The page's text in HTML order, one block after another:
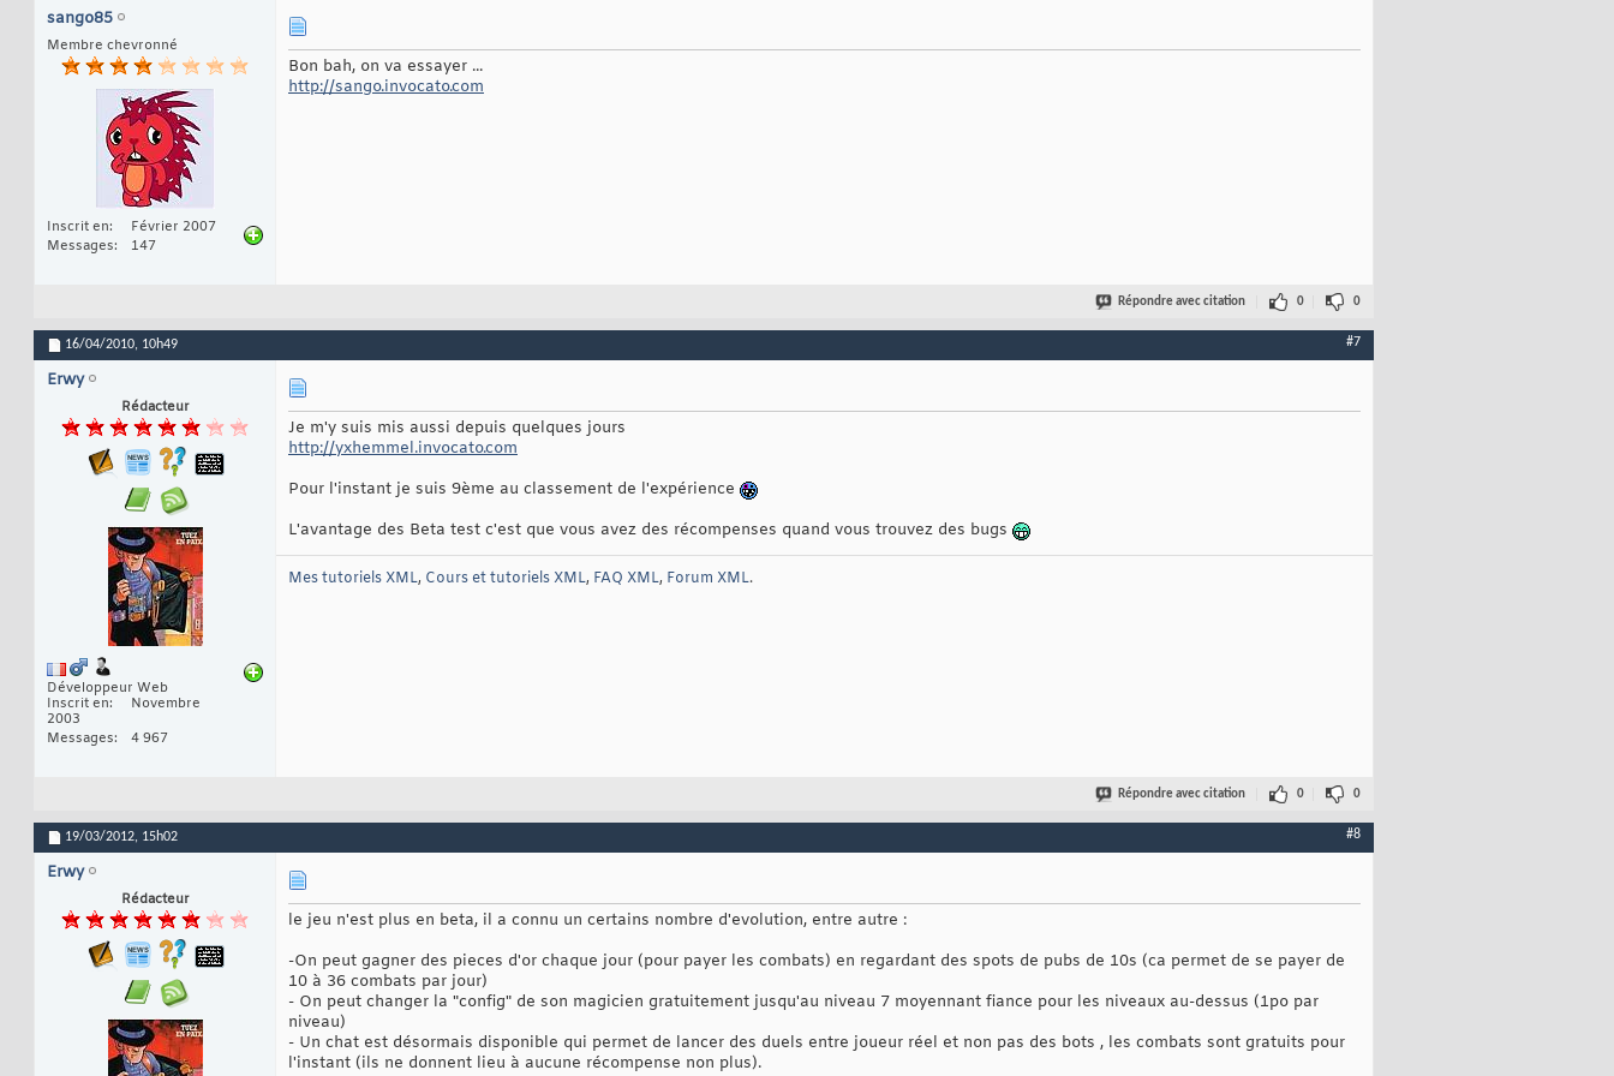
sango85
Membre chevronné
Inscrit en
Février 2007
Messages
147
Bon bah, on va essayer ...
http://sango.invocato.com
Répondre avec citation 0 0
16/04/2010, 10h49 #7
Erwy
Rédacteur
Développeur Web
Inscrit en
Novembre
2003
Messages
4 967
Je m'y suis mis aussi depuis quelques jours
http://yxhemmel.invocato.com
Pour l'instant je suis 9ème au classement de l'expérience
L'avantage des Beta test c'est que vous avez des récompenses quand vous trouvez des bugs
Mes tutoriels XML, Cours et tutoriels XML, FAQ XML, Forum XML.
Répondre avec citation 0 0
19/03/2012, 15h02 #8
Erwy
Rédacteur
le jeu n'est plus en beta, il a connu un certains nombre d'evolution, entre autre :
-On peut gagner des pieces d'or chaque jour (pour payer les combats) en regardant des spots de pubs de 10s (ca permet de se payer de
10 à 36 combats par jour)
- On peut changer la "config" de son magicien gratuitement jusqu'au niveau 7 moyennant fiance pour les niveaux au-dessus (1po par
niveau)
- Un chat est désormais disponible qui permet de lancer des duels entre joueur réel et non pas des bots , les combats sont gratuits pour
l'instant (ils ne donnent lieu à aucune récompense non plus).